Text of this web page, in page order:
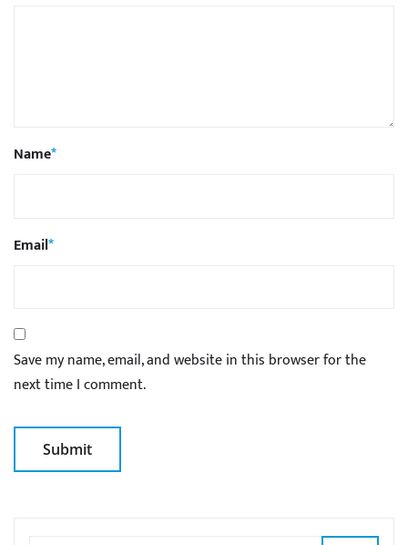
Name*
Email*
Save my name, email, and website in this browser for the
next time I comment.